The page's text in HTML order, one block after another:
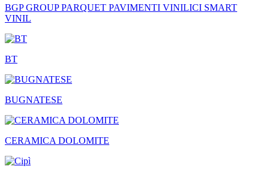
BGP GROUP PARQUET PAVIMENTI VINILICI SMART
VINIL
BT
BUGNATESE
CERAMICA DOLOMITE